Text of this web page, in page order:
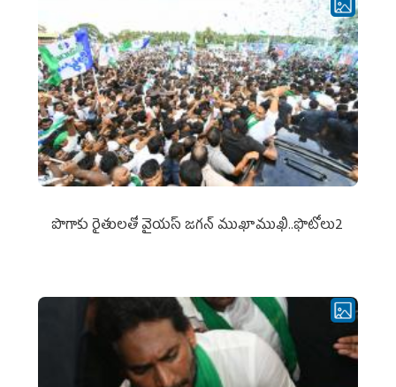
పొగాకు రైతుల‌తో వైయ‌స్ జ‌గ‌న్ ముఖాముఖి..ఫొటోలు2